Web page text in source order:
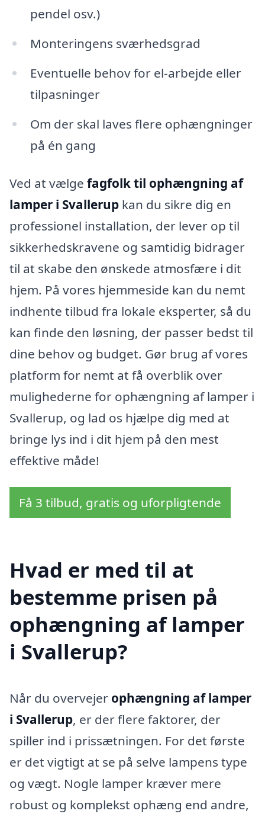
pendel osv.)
Monteringens sværhedsgrad
Eventuelle behov for el-arbejde eller
tilpasninger
Om der skal laves flere ophængninger
på én gang
Ved at vælge fagfolk til ophængning af
lamper i Svallerup kan du sikre dig en
professionel installation, der lever op til
sikkerhedskravene og samtidig bidrager
til at skabe den ønskede atmosfære i dit
hjem. På vores hjemmeside kan du nemt
indhente tilbud fra lokale eksperter, så du
kan finde den løsning, der passer bedst til
dine behov og budget. Gør brug af vores
platform for nemt at få overblik over
mulighederne for ophængning af lamper i
Svallerup, og lad os hjælpe dig med at
bringe lys ind i dit hjem på den mest
effektive måde!
Få 3 tilbud, gratis og uforpligtende
Hvad er med til at
bestemme prisen på
ophængning af lamper
i Svallerup?
Når du overvejer ophængning af lamper
i Svallerup, er der flere faktorer, der
spiller ind i prissætningen. For det første
er det vigtigt at se på selve lampens type
og vægt. Nogle lamper kræver mere
robust og komplekst ophæng end andre,